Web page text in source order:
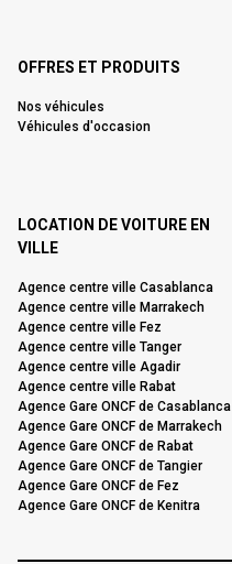
OFFRES ET PRODUITS
Nos véhicules
Véhicules d'occasion
LOCATION DE VOITURE EN
VILLE
Agence centre ville Casablanca
Agence centre ville Marrakech
Agence centre ville Fez
Agence centre ville Tanger
Agence centre ville Agadir
Agence centre ville Rabat
Agence Gare ONCF de Casablanca
Agence Gare ONCF de Marrakech
Agence Gare ONCF de Rabat
Agence Gare ONCF de Tangier
Agence Gare ONCF de Fez
Agence Gare ONCF de Kenitra